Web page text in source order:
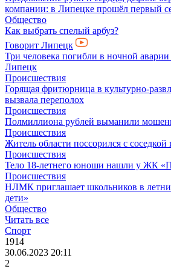
компании: в Липецке прошёл первый
Общество
Как выбрать спелый арбуз?
Говорит Липецк
Три человека погибли в ночной
Липецк
Происшествия
Горящая фритюрница в культурно-
вызвала переполох
Происшествия
Полмиллиона рублей выманили
Происшествия
Житель области поссорился с
Происшествия
Тело 18-летнего юноши нашли у ЖК
Происшествия
НЛМК приглашает школьников в
дети»
Общество
Читать все
Спорт
1914
30.06.2023 20:11
2